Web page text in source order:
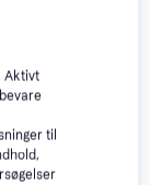
Aktivt
til